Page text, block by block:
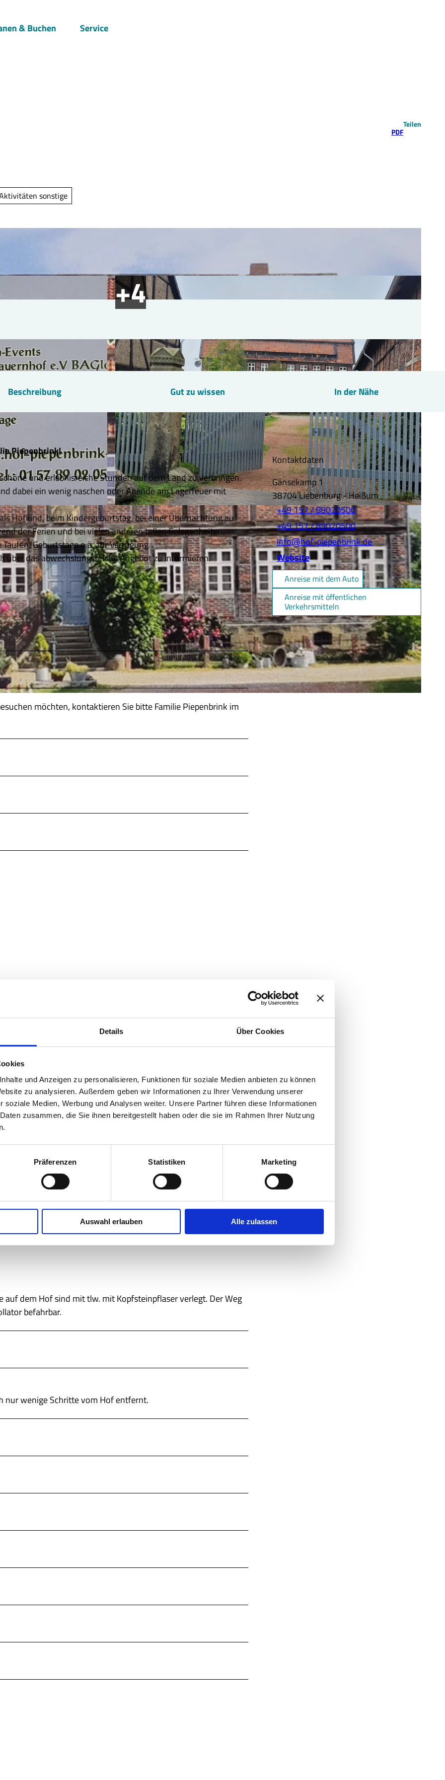
Details Über Cookies
und Anzeigen zu personalisieren, Funktionen für soziale Medien anbieten zu können
zu analysieren. Außerdem geben wir Informationen zu Ihrer Verwendung unserer
soziale Medien, Werbung und Analysen weiter. Unsere Partner führen diese Informationen
zusammen, die Sie ihnen bereitgestellt haben oder die sie im Rahmen Ihrer Nutzung
Präferenzen Statistiken Marketing
Auswahl erlauben Alle zulassen
& Buchen Service
PDF
Teilen
sonstige
© Demontis |CC-BY-SA
Beschreibung Gut zu wissen In der Nähe
Piepenbrink!
und erlebnisreiche Stunden auf dem Land zu verbringen.
dabei ein wenig naschen oder Abende am Lagerfeuer mit
Hofkind, beim Kindergeburtstag, bei einer Übernachtung auf
der Ferien und bei vielen anderen tollen Gelegenheiten.
Geburtstage o.ä. zur Verfügung.
über das abwechslungsreiche Angebot zu Informieren.
möchten, kontaktieren Sie bitte Familie Piepenbrink im
auf dem Hof sind mit tlw. mit Kopfsteinpflaser verlegt. Der Weg
befahrbar.
nur wenige Schritte vom Hof entfernt.
Kontaktdaten
Gänsekamp 1
38704Liebenburg- Heißum
+49 157 / 89020500
+49 157 / 89020500
info@hof-piepenbrink.de
Website
Anreise mit dem Auto
Anreise mit öffentlichen
Verkehrsmitteln